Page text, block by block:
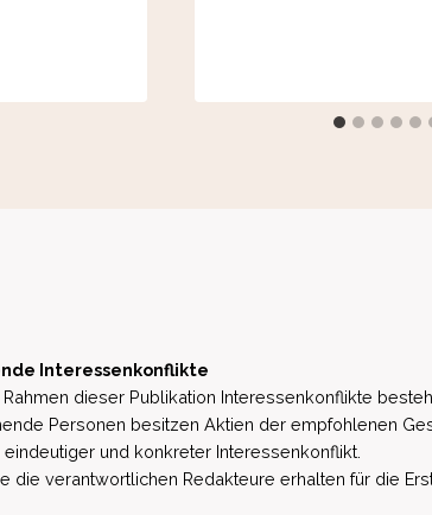
Interessenkonflikte
dieser Publikation Interessenkonflikte
Personen besitzen Aktien der empfohlenen
und konkreter Interessenkonflikt.
die verantwortlichen Redakteure erhalten für die